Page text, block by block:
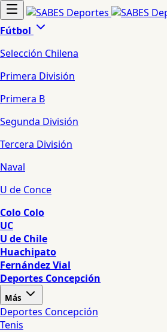
Fútbol
Selección Chilena
Primera División
Primera B
Segunda División
Tercera División
Naval
U de Conce
Colo Colo
UC
U de Chile
Huachipato
Fernández Vial
Deportes Concepción
Más
Deportes Concepción
Tenis